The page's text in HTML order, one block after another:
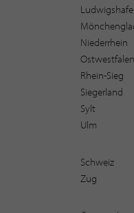
Niederrhein
Rhein-Sieg
Siegerland
Sylt
Ulm
Schweiz
Zug